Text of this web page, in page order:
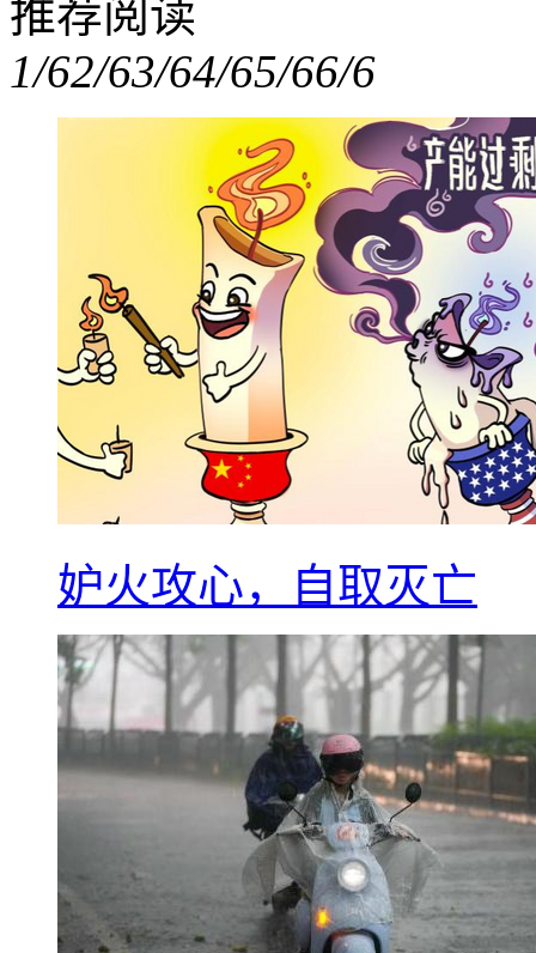
推荐阅读
1/62/63/64/65/66/6
妒火攻心，自取灭亡